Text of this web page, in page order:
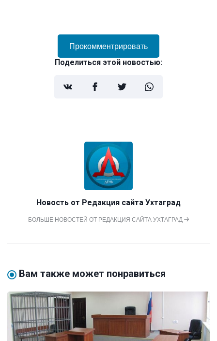
Прокомментрировать
Поделиться этой новостью:
Новость от Редакция сайта Ухтаград
БОЛЬШЕ НОВОСТЕЙ ОТ РЕДАКЦИЯ САЙТА УХТАГРАД
Вам также может понравиться